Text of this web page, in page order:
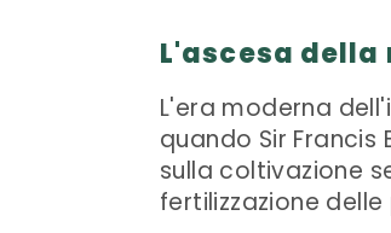
L'ascesa
L'era moderna
quando Sir
sulla coltivazione
fertilizzazione